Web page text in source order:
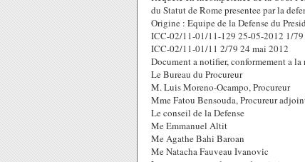
du Statut de Rome presentee par la
Origine : Equipe de la Defense du
ICC-02/11-01/11-129 25-05-2012 1/79
ICC-02/11-01/11 2/79 24 mai 2012
Document a notifier, conformement a
Le Bureau du Procureur
M. Luis Moreno-Ocampo, Procureur
Mme Fatou Bensouda, Procureur
Le conseil de la Defense
Me Emmanuel Altit
Me Agathe Bahi Baroan
Me Natacha Fauveau Ivanovic